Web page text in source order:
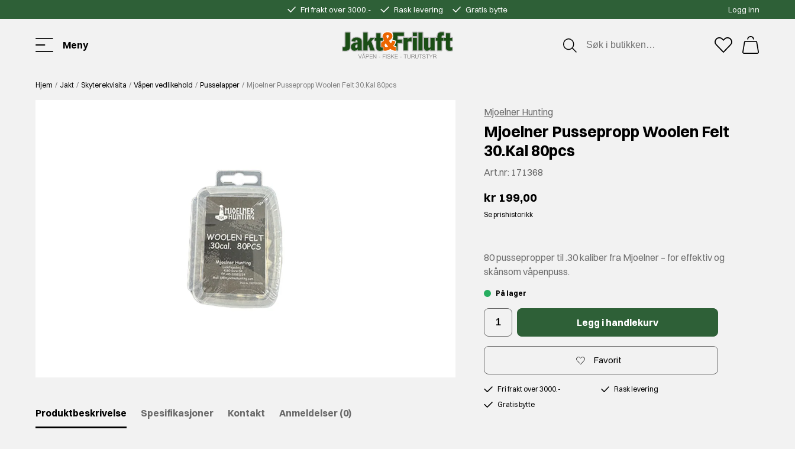
Fri frakt over 3000.- Rask levering Gratis bytte Logg inn
Meny
Hjem Jakt Skyterekvisita Våpen vedlikehold Pusselapper Mjoelner Pussepropp Woolen Felt 30.Kal 80pcs
Produktbeskrivelse Spesifikasjoner Kontakt Anmeldelser (0)
Mjoelner Hunting
Mjoelner Pussepropp Woolen Felt
30.Kal 80pcs
Art.nr: 171368
kr 199,00
Se prishistorikk
80 pussepropper til .30 kaliber fra Mjoelner – for effektiv og
skånsom våpenpuss.
På lager
Legg i handlekurv
Favorit
Fri frakt over 3000.-
Rask levering
Gratis bytte